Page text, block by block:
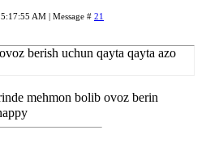
AM | Message # 21
berish uchun qayta qayta azo
mehmon bolib ovoz berin